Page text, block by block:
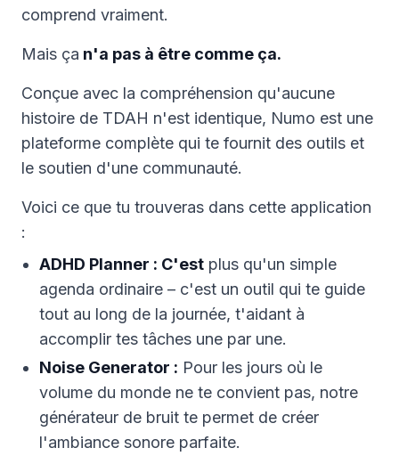
comprend vraiment.
Mais ça n'a pas à être comme ça.
Conçue avec la compréhension qu'aucune
histoire de TDAH n'est identique, Numo est une
plateforme complète qui te fournit des outils et
le soutien d'une communauté.
Voici ce que tu trouveras dans cette application
:
ADHD Planner : C'est plus qu'un simple
agenda ordinaire – c'est un outil qui te guide
tout au long de la journée, t'aidant à
accomplir tes tâches une par une.
Noise Generator : Pour les jours où le
volume du monde ne te convient pas, notre
générateur de bruit te permet de créer
l'ambiance sonore parfaite.